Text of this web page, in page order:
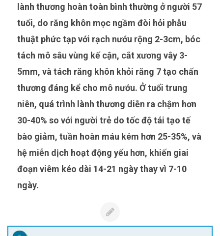
lành thương hoàn toàn bình thường ở người 57
tuổi, do răng khôn mọc ngầm đòi hỏi phẫu
thuật phức tạp với rạch nướu rộng 2-3cm, bóc
tách mô sâu vùng kế cận, cắt xương vây 3-
5mm, và tách răng khôn khỏi răng 7 tạo chấn
thương đáng kể cho mô nướu. Ở tuổi trung
niên, quá trình lành thương diễn ra chậm hơn
30-40% so với người trẻ do tốc độ tái tạo tế
bào giảm, tuần hoàn máu kém hơn 25-35%, và
hệ miễn dịch hoạt động yếu hơn, khiến giai
đoạn viêm kéo dài 14-21 ngày thay vì 7-10
ngày.